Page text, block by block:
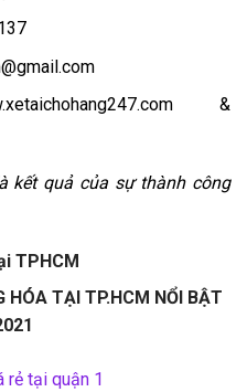
&
kết quả của sự thành công
TPHCM
HÓA TẠI TP.HCM NỔI BẬT
rẻ tại quận 1